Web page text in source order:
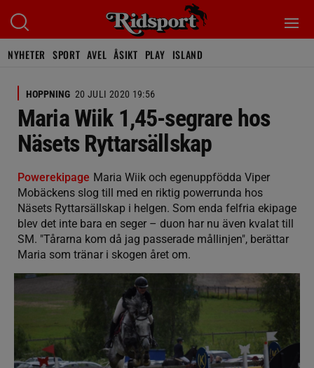
NYHETER SPORT AVEL ÅSIKT PLAY ISLAND
HOPPNING 20 JULI 2020 19:56
Maria Wiik 1,45-segrare hos
Näsets Ryttarsällskap
Powerekipage Maria Wiik och egenuppfödda Viper
Mobäckens slog till med en riktig powerrunda hos
Näsets Ryttarsällskap i helgen. Som enda felfria ekipage
blev det inte bara en seger – duon har nu även kvalat till
SM. "Tårarna kom då jag passerade mållinjen", berättar
Maria som tränar i skogen året om.